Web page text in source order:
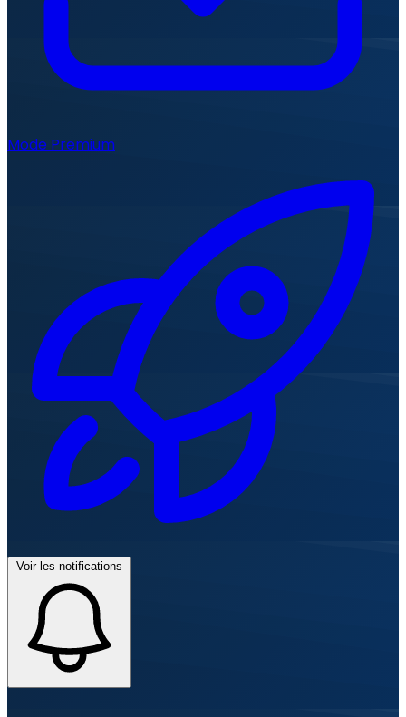
Mode Premium
Voir les notifications